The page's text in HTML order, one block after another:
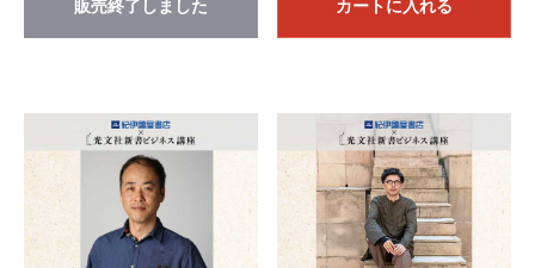
販売終了しました カートに入れる